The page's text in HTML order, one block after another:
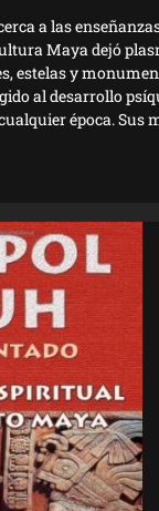
a las
Maya dejó
estelas y
al desarrollo
época. Sus